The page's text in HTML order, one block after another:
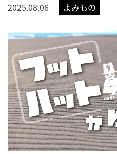
2025.08.06 よみもの